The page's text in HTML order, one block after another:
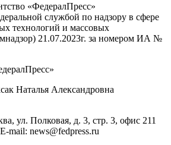
«ФедералПресс»
службой по надзору в сфере
технологий и массовых
21.07.2023г. за номером ИА №
Наталья Александровна
ул. Полковая, д. 3, стр. 3, офис 211
mail: news@fedpress.ru